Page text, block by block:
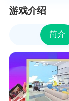
游戏介绍
简介